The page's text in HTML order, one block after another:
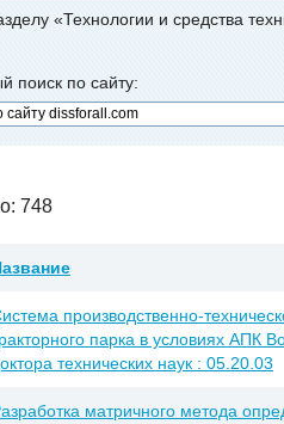
«Технологии и средства
поиск по сайту:
748
производственно-
парка в условиях АПК
технических наук : 05.20.03
матричного метода